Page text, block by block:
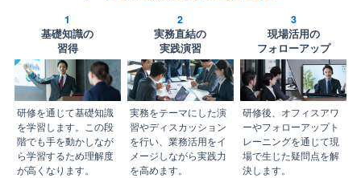
1
基礎知識の
習得
研修を通じて基礎知識
を学習します。この段
階でも手を動かしなが
ら学習するため理解度
が高くなります。
2
実務直結の
実践演習
実務をテーマにした演
習やディスカッション
を行い、業務活用をイ
メージしながら実践力
を高めます。
3
現場活用の
フォローアップ
研修後、オフィスアワ
ーやフォローアップト
レーニングを通じて現
場で生じた疑問点を解
決します。